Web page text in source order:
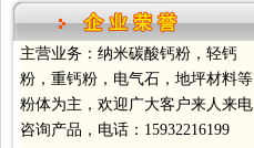
主营业务：纳米碳酸钙粉，轻钙
粉，重钙粉，电气石，地坪材料等
粉体为主，欢迎广大客户来人来电
咨询产品，电话：15932216199